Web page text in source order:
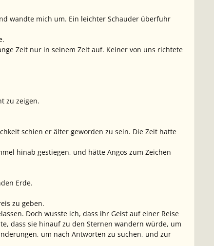
wandte mich um. Ein leichter Schauder überfuhr
Zeit nur in seinem Zelt auf. Keiner von uns richtete
zu zeigen.
schien er älter geworden zu sein. Die Zeit hatte
hinab gestiegen, und hätte Angos zum Zeichen
Erde.
zu geben.
Doch wusste ich, dass ihr Geist auf einer Reise
dass sie hinauf zu den Sternen wandern würde, um
um nach Antworten zu suchen, und zur